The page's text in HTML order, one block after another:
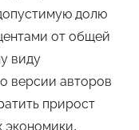
долю
от общей
виду
версии авторов
прирост
экономики,